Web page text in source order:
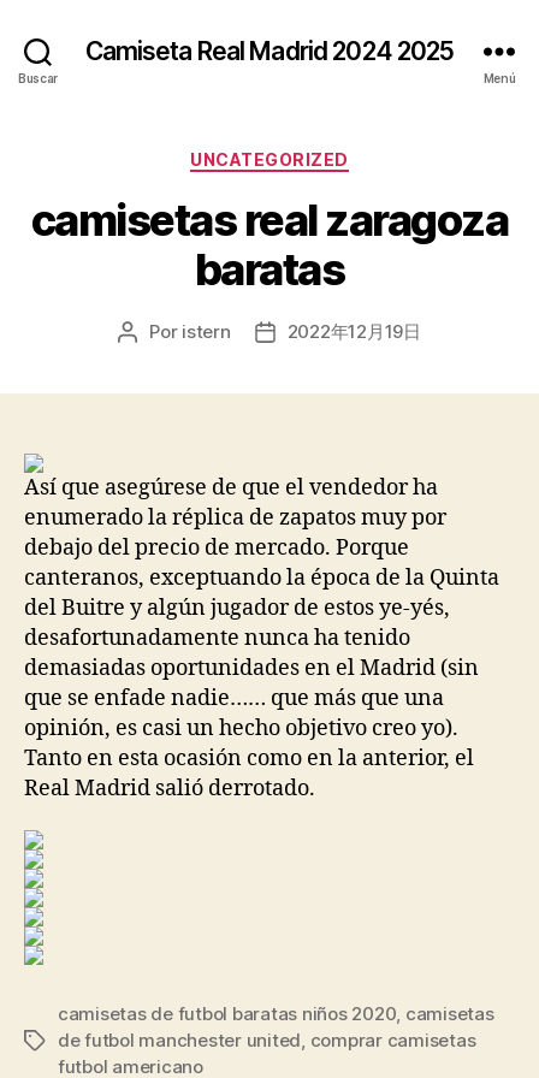
Buscar
Camiseta Real Madrid 2024 2025
Menú
Categorías
UNCATEGORIZED
camisetas real zaragoza
baratas
Autor
Por istern
Fecha2022年12月19日
Así que asegúrese de que el vendedor ha
enumerado la réplica de zapatos muy por
debajo del precio de mercado. Porque
canteranos, exceptuando la época de la Quinta
del Buitre y algún jugador de estos ye-yés,
desafortunadamente nunca ha tenido
demasiadas oportunidades en el Madrid (sin
que se enfade nadie…… que más que una
opinión, es casi un hecho objetivo creo yo).
Tanto en esta ocasión como en la anterior, el
Real Madrid salió derrotado.
Etiquetas
camisetas de futbol baratas niños 2020, camisetas
de futbol manchester united, comprar camisetas
futbol americano